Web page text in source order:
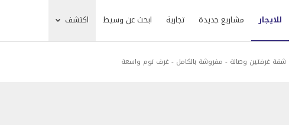
للايجار مشاريع جديدة تجارية ابحث عن وسيط اكتشف
الشماليه 2
شقة غرفتين وصالة - مفروشة بالكامل - غرف نوم واسعة